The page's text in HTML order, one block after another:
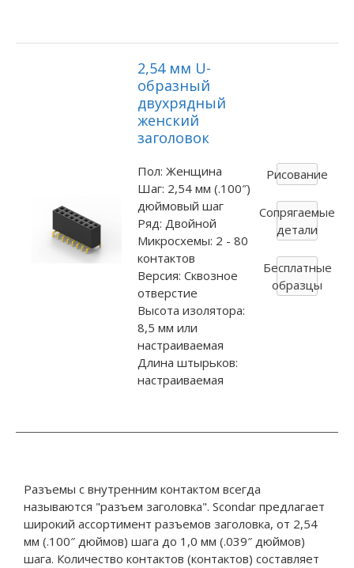
2,54 мм U-
образный
двухрядный
женский
заголовок
Пол: Женщина
Шаг: 2,54 мм (.100″)
дюймовый шаг
Ряд: Двойной
Микросхемы: 2 - 80
контактов
Версия: Сквозное
отверстие
Высота изолятора:
8,5 мм или
настраиваемая
Длина штырьков:
настраиваемая
Рисование
Сопрягаемые
детали
Бесплатные
образцы
Разъемы с внутренним контактом всегда
называются "разъем заголовка". Scondar предлагает
широкий ассортимент разъемов заголовка, от 2,54
мм (.100″ дюймов) шага до 1,0 мм (.039″ дюймов)
шага. Количество контактов (контактов) составляет